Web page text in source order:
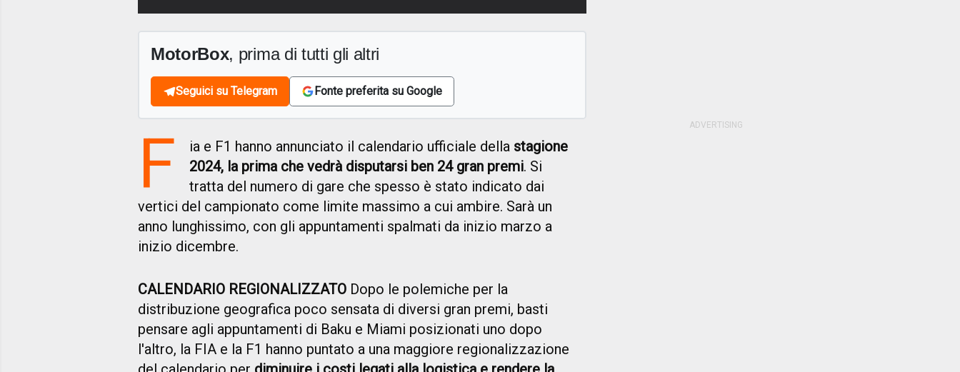
MotorBox, prima di tutti gli altri
Seguici su Telegram Fonte preferita su Google
F ia e F1 hanno annunciato il calendario ufficiale della stagione
2024, la prima che vedrà disputarsi ben 24 gran premi. Si
tratta del numero di gare che spesso è stato indicato dai
vertici del campionato come limite massimo a cui ambire. Sarà un
anno lunghissimo, con gli appuntamenti spalmati da inizio marzo a
inizio dicembre.
CALENDARIO REGIONALIZZATO Dopo le polemiche per la
distribuzione geografica poco sensata di diversi gran premi, basti
pensare agli appuntamenti di Baku e Miami posizionati uno dopo
l'altro, la FIA e la F1 hanno puntato a una maggiore regionalizzazione